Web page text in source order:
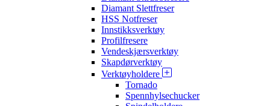
Diamant Slettfreser
HSS Notfreser
Innstikksverktøy
Profilfresere
Vendeskjærsverktøy
Skapdørverktøy
Verktøyholdere
Tornado
Spennhylsechucker